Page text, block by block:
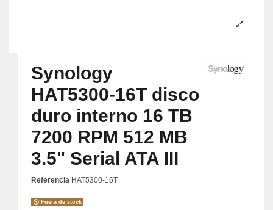
Synology
HAT5300-16T disco
duro interno 16 TB
7200 RPM 512 MB
3.5" Serial ATA III
Referencia HAT5300-16T
Fuera de stock